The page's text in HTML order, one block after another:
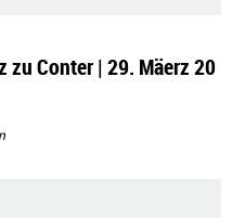
zu Conter | 29. Mäerz 20